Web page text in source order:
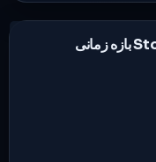
بازه زمانی